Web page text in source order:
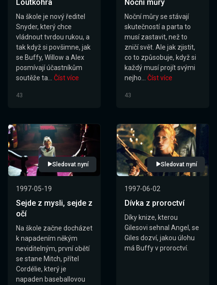
Loutkohra
Na škole je nový ředitel
Snyder, který chce
vládnout tvrdou rukou, a
tak když si povšimne, jak
se Buffy, Willow a Alex
posmívají účastníkům
soutěže ta...
Číst více
43
Noční můry
Noční můry se stávají
skutečností a parta to
musí zastavit, než to
zničí svět. Ale jak zjistit,
co to způsobuje, když si
každý musí projít svými
nejho...
Číst více
43
Sledovat nyní
1997-05-19
Sejde z mysli, sejde z
očí
Na škole začne docházet
k napadením někým
neviditelným, první obětí
se stane Mitch, přítel
Cordélie, který je
napaden baseballovou
Sledovat nyní
1997-06-02
Dívka z proroctví
Díky knize, kterou
Gilesovi sehnal Angel, se
Giles dozví, jakou úlohu
má Buffy v proroctví.